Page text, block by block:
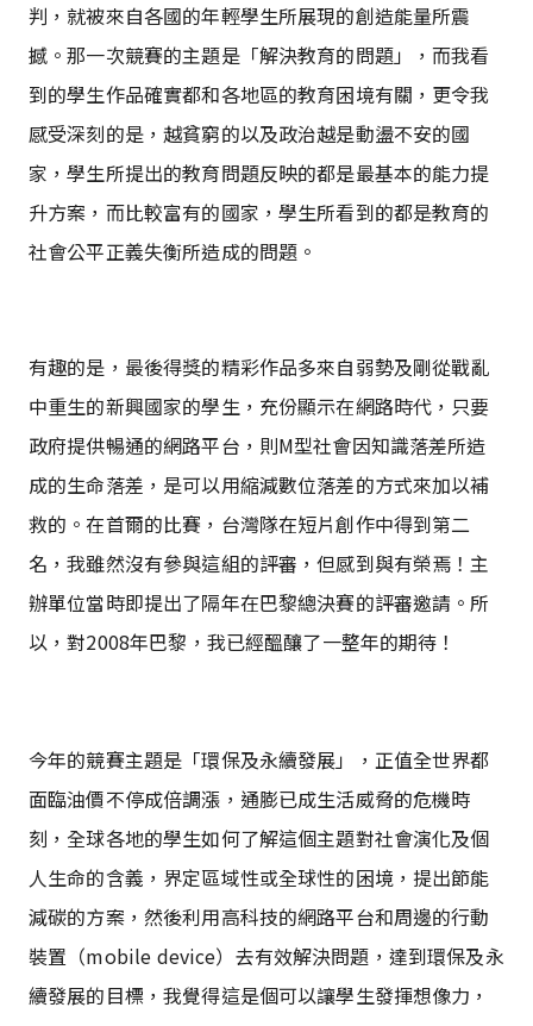
判，就被來自各國的年輕學生所展現的創造能量所震
撼。那一次競賽的主題是「解決教育的問題」，而我看
到的學生作品確實都和各地區的教育困境有關，更令我
感受深刻的是，越貧窮的以及政治越是動盪不安的國
家，學生所提出的教育問題反映的都是最基本的能力提
升方案，而比較富有的國家，學生所看到的都是教育的
社會公平正義失衡所造成的問題。
有趣的是，最後得獎的精彩作品多來自弱勢及剛從戰亂
中重生的新興國家的學生，充份顯示在網路時代，只要
政府提供暢通的網路平台，則M型社會因知識落差所造
成的生命落差，是可以用縮減數位落差的方式來加以補
救的。在首爾的比賽，台灣隊在短片創作中得到第二
名，我雖然沒有參與這組的評審，但感到與有榮焉！主
辦單位當時即提出了隔年在巴黎總決賽的評審邀請。所
以，對2008年巴黎，我已經醞釀了一整年的期待！
今年的競賽主題是「環保及永續發展」，正值全世界都
面臨油價不停成倍調漲，通膨已成生活威脅的危機時
刻，全球各地的學生如何了解這個主題對社會演化及個
人生命的含義，界定區域性或全球性的困境，提出節能
減碳的方案，然後利用高科技的網路平台和周邊的行動
裝置（mobile device）去有效解決問題，達到環保及永
續發展的目標，我覺得這是個可以讓學生發揮想像力，